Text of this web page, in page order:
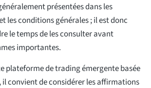
présentées dans les
les conditions générales ; il est donc
le temps de les consulter avant
importantes.
plateforme de trading émergente basée
convient de considérer les affirmations